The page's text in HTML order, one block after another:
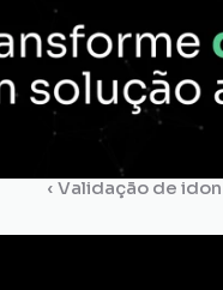
‹ Validação de